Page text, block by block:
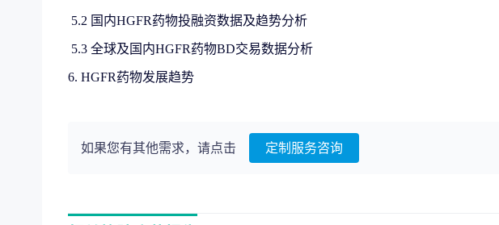
5.2 国内HGFR药物投融资数据及趋势分析
5.3 全球及国内HGFR药物BD交易数据分析
6. HGFR药物发展趋势
如果您有其他需求，请点击 定制服务咨询